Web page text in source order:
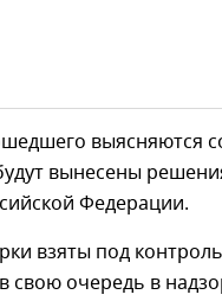
выясняются
вынесены
Федерации.
взяты под
свою очередь в